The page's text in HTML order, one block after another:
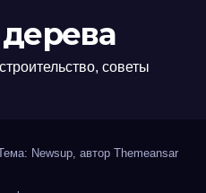
советы
Newsup, автор Themeansar